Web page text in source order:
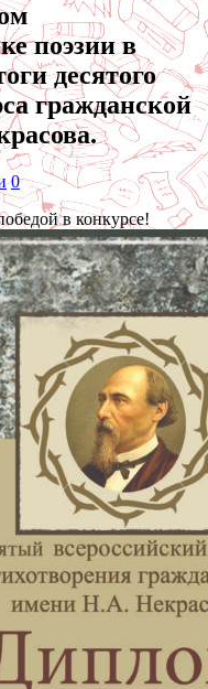
поэзии в
десятого
гражданской
0
в конкурсе!